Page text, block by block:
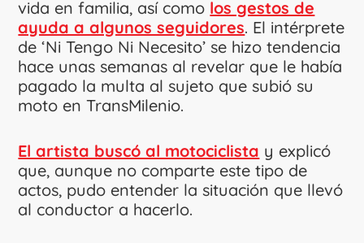
vida en familia, así como los gestos de
ayuda a algunos seguidores. El intérprete
de ‘Ni Tengo Ni Necesito’ se hizo tendencia
hace unas semanas al revelar que le había
pagado la multa al sujeto que subió su
moto en TransMilenio.
El artista buscó al motociclista y explicó
que, aunque no comparte este tipo de
actos, pudo entender la situación que llevó
al conductor a hacerlo.